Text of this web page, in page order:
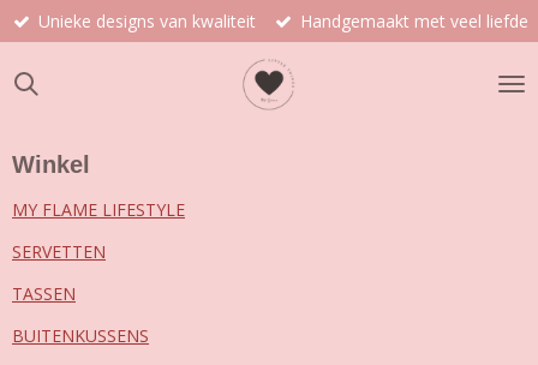
Ga
direct
naar
Unieke designs van kwaliteit Handgemaakt met veel liefde
Winkel
MY FLAME LIFESTYLE
SERVETTEN
TASSEN
BUITENKUSSENS